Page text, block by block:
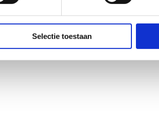
Selectie toestaan